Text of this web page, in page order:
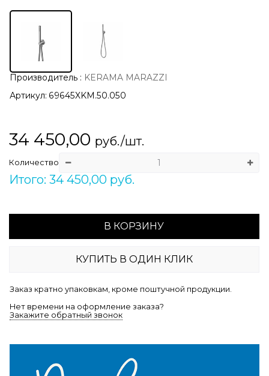
Производитель : KERAMA MARAZZI
Артикул: 69645XKM.50.050
34 450,00 руб./шт.
Количество
Итого: 34 450,00 руб.
В КОРЗИНУ
КУПИТЬ В ОДИН КЛИК
Заказ кратно упаковкам, кроме поштучной продукции.
Нет времени на оформление заказа?
Закажите обратный звонок